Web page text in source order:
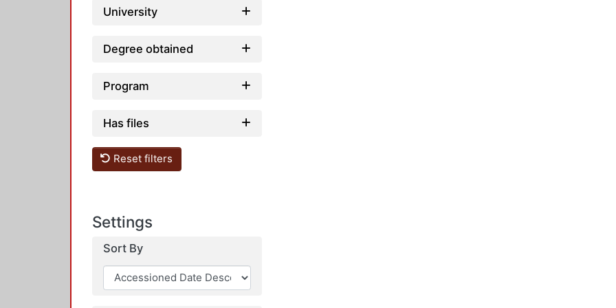
University
Degree obtained
Program
Has files
Reset filters
Settings
Sort By